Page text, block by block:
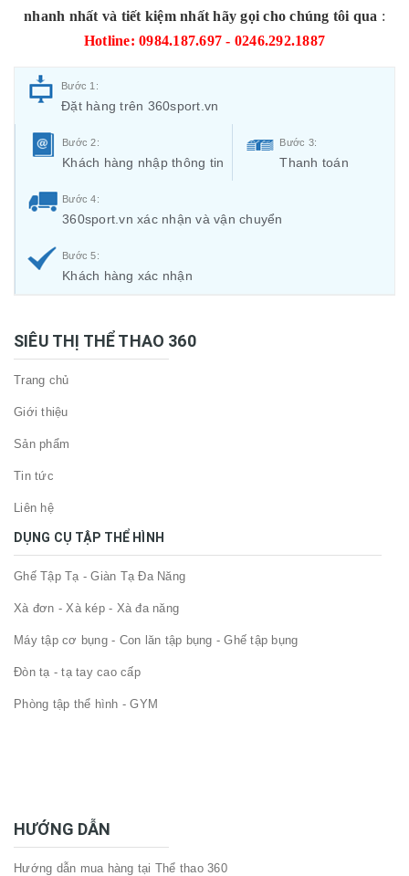
nhanh nhất và tiết kiệm nhất hãy gọi cho chúng tôi qua :
Hotline: 0984.187.697 - 0246.292.1887
Bước 1:
Đặt hàng trên 360sport.vn
Bước 2:
Khách hàng nhập thông tin
Bước 3:
Thanh toán
Bước 4:
360sport.vn xác nhận và vận chuyển
Bước 5:
Khách hàng xác nhận
SIÊU THỊ THỂ THAO 360
Trang chủ
Giới thiệu
Sản phẩm
Tin tức
Liên hệ
DỤNG CỤ TẬP THỂ HÌNH
Ghế Tập Tạ - Giàn Tạ Đa Năng
Xà đơn - Xà kép - Xà đa năng
Máy tập cơ bụng - Con lăn tập bụng - Ghế tập bụng
Đòn tạ - tạ tay cao cấp
Phòng tập thể hình - GYM
HƯỚNG DẪN
Hướng dẫn mua hàng tại Thể thao 360